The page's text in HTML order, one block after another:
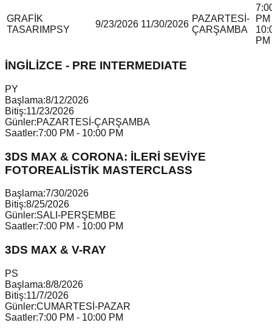
GRAFİK
TASARIM PSY
9/23/2026 11/30/2026
PAZARTESİ-
ÇARŞAMBA
PM
PM
İNGİLİZCE - PRE INTERMEDIATE
PY
Başlama:8/12/2026
Bitiş:11/23/2026
Günler:PAZARTESİ-ÇARŞAMBA
Saatler:7:00 PM - 10:00 PM
3DS MAX & CORONA: İLERİ SEVİYE
FOTOREALİSTİK MASTERCLASS
Başlama:7/30/2026
Bitiş:8/25/2026
Günler:SALI-PERŞEMBE
Saatler:7:00 PM - 10:00 PM
3DS MAX & V-RAY
PS
Başlama:8/8/2026
Bitiş:11/7/2026
Günler:CUMARTESİ-PAZAR
Saatler:7:00 PM - 10:00 PM